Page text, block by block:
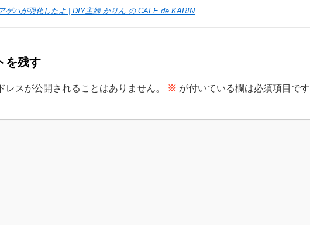
アゲハが羽化したよ | DIY主婦 かりん の CAFE de KARIN
を残す
レスが公開されることはありません。 ※ が付いている欄は必須項目です